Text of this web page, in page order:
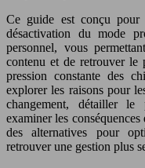
Ce guide est conçu pour
désactivation du mode
personnel, vous
contenu et de retrouver le
pression constante des
explorer les raisons pour
changement, détailler
examiner les
des alternatives pour
retrouver une gestion plus